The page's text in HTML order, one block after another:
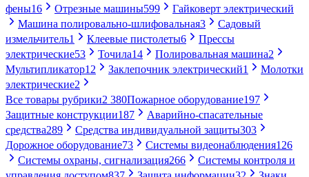
фены16 Отрезные машины599
Гайковерт электрический
Машина полировально-шлифовальная3
Садовый
измельчитель1 Клеевые пистолеты6
Прессы
электрические53 Точила14 Полировальная машина2
Мультипликатор12 Заклепочник электрический1
Молотки
электрические2
Все товары рубрики2 380Пожарное оборудование197
Защитные конструкции187
Аварийно-спасательные
средства289 Средства индивидуальной защиты303
Дорожное оборудование73 Системы видеонаблюдения126
Системы охраны, сигнализация266
Системы контроля и